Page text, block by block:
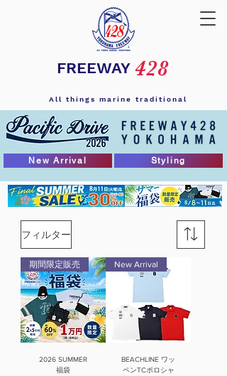
FREEWAY
All things marine traditional
428
New Arrival Styling
フィルター
期間限定販売
2026 SUMMER
福袋
New Arrival
BEACHLINE ワッ
ペンTCポロシャ